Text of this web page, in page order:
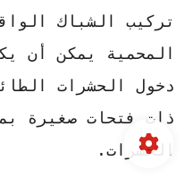
تركيب الشباك
المحمية يمكن أن
دخول الحشرات
ذات فتحات صغيرة
الحشرات.